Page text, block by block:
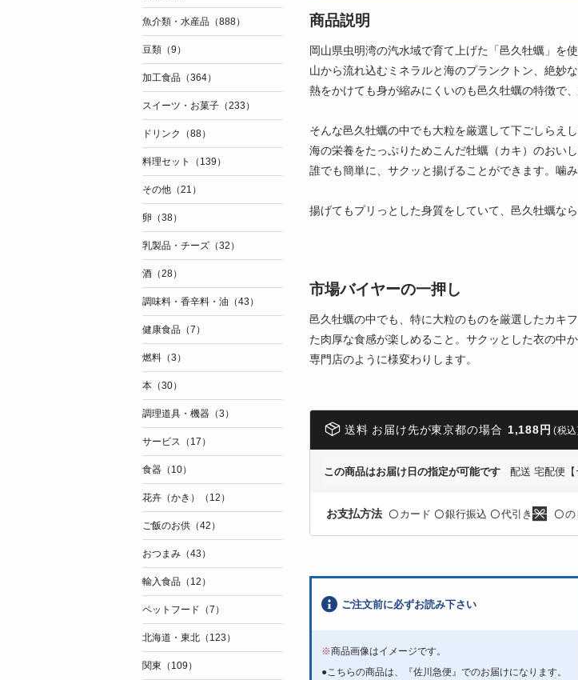
商品説明
岡山県虫明湾の汽水域で育て上げた「邑久牡蠣」を
山から流れ込むミネラルと海のプランクトン、絶妙
熱をかけても身が縮みにくいのも邑久牡蠣の特徴で
そんな邑久牡蠣の中でも大粒を厳選して下ごしらえ
海の栄養をたっぷりためこんだ牡蠣（カキ）のおい
誰でも簡単に、サクッと揚げることができます。噛
揚げてもプリっとした身質をしていて、邑久牡蠣な
市場バイヤーの一押し
邑久牡蠣の中でも、特に大粒のものを厳選したカキ
た肉厚な食感が楽しめること。サクッとした衣の中
専門店のように様変わりします。
送料 お届け先が東京都の場合 1,188円 (税
この商品はお届け日の指定が可能です 配送 宅配便【
お支払方法 〇 カード 〇銀行振込 〇代引き 〇の
ご注文前に必ずお読み下さい
※商品画像はイメージです。
●こちらの商品は、『佐川急便』でのお届けになります。
魚介類・水産品（888）
豆類（9）
加工食品（364）
スイーツ・お菓子（233）
ドリンク（88）
料理セット（139）
その他（21）
卵（38）
乳製品・チーズ（32）
酒（28）
調味料・香辛料・油（43）
健康食品（7）
燃料（3）
本（30）
調理道具・機器（3）
サービス（17）
食器（10）
花卉（かき）（12）
ご飯のお供（42）
おつまみ（43）
輸入食品（12）
ペットフード（7）
北海道・東北（123）
関東（109）